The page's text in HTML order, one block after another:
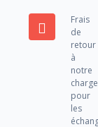
Frais
de
retour
à
notre
charge
pour
les